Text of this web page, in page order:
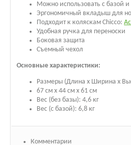
Можно использовать с базой и
Эргономичный вкладыш для
Подходит к коляскам Chicco:
Удобная ручка для переноски
Боковая защита
Съемный чехол
Основные характеристики:
Размеры (Длина х Ширина х
67 см х 44 см х 61 см
Вес (без базы): 4,6 кг
Вес (с базой): 6,8 кг
Комментарии